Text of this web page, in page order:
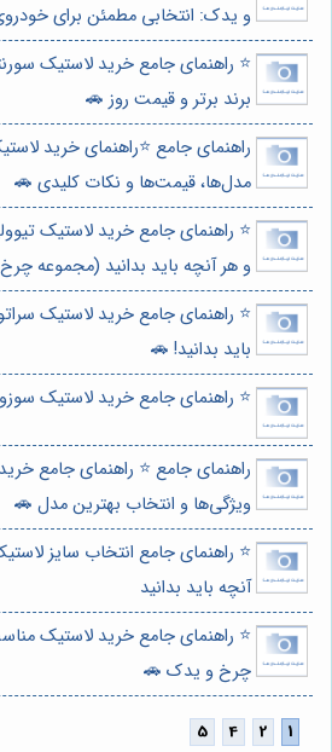
و یدک: انتخابی مطمئن برای
⭐️ راهنمای جامع خرید لاستیک
برند برتر و قیمت روز 🚗
راهنمای جامع ⭐️راهنمای خرید
مدل‌ها، قیمت‌ها و نکات کلیدی 🚗
⭐️ راهنمای جامع خرید لاستیک
و هر آنچه باید بدانید (مجموعه
⭐️ راهنمای جامع خرید لاستیک
باید بدانید! 🚗
⭐️ راهنمای جامع خرید لاستیک
راهنمای جامع ⭐️ راهنمای جامع
ویژگی‌ها و انتخاب بهترین مدل 🚗
⭐️ راهنمای جامع انتخاب سایز
آنچه باید بدانید
⭐️ راهنمای جامع خرید لاستیک
چرخ و یدک 🚗